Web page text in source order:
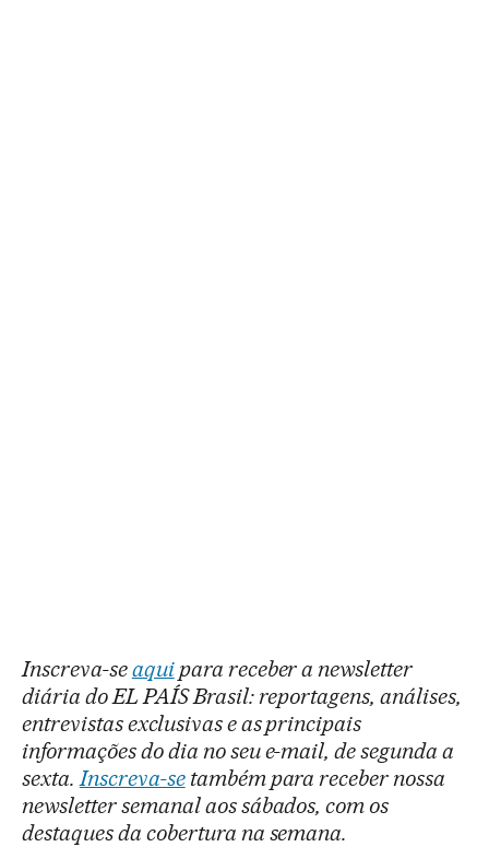
Inscreva-seaquipara receber a newsletter
diária do EL PAÍS Brasil: reportagens, análises,
entrevistas exclusivas e as principais
informações do dia no seu e-mail, de segunda a
sexta. Inscreva-setambém para receber nossa
newsletter semanal aos sábados, com os
destaques da cobertura na semana.